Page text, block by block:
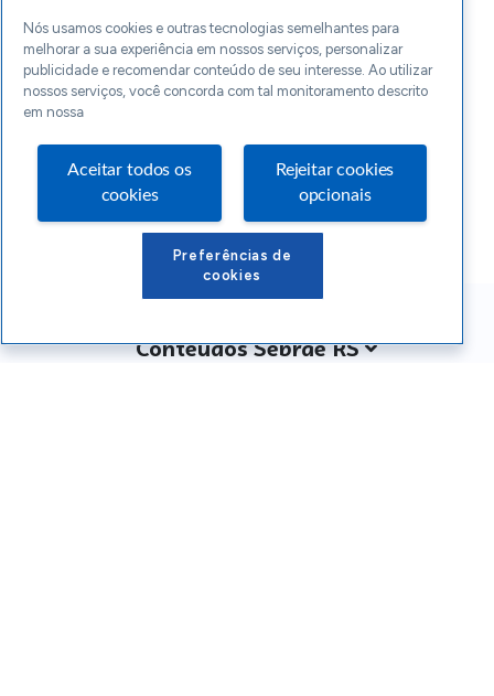
Conteúdos Sebrae RS
Nós usamos cookies e outras tecnologias semelhantes para
melhorar a sua experiência em nossos serviços, personalizar
publicidade e recomendar conteúdo de seu interesse. Ao utilizar
nossos serviços, você concorda com tal monitoramento descrito
em nossa
Aceitar todos os
cookies
Rejeitar cookies
opcionais
Preferências de
cookies